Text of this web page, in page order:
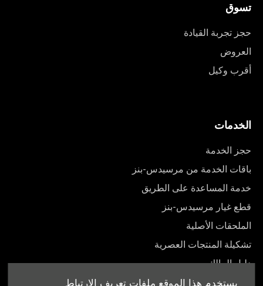
يستخدم هذا الموقع ملفات تعريف الارتباط
تسوق
حجز تجربة القيادة
العروض
أقرب وكيل
الخدمات
حجز الخدمة
باقات الخدمة من مرسيدس-بنز
خدمة المساعدة على الطريق
قطع غيار مرسيدس-بنز
الملحقات الأصلية
تشكيلة المنتجات العصرية
دليل المالك